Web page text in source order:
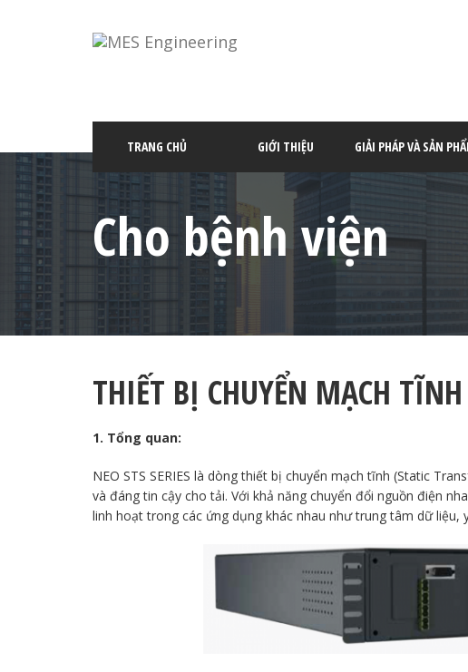
TRANG CHỦ GIỚI THIỆU GIẢI PHÁP VÀ SẢN
Cho bệnh viện
THIẾT BỊ CHUYỂN MẠCH
1. Tổng quan:
NEO STS SERIES là dòng thiết bị chuyển mạch tĩnh (Static
và đáng tin cậy cho tải. Với khả năng chuyển đổi nguồn điện
linh hoạt trong các ứng dụng khác nhau như trung tâm dữ